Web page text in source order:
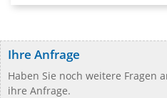
Ihre Anfrage
Haben Sie noch weitere Fragen
ihre Anfrage.